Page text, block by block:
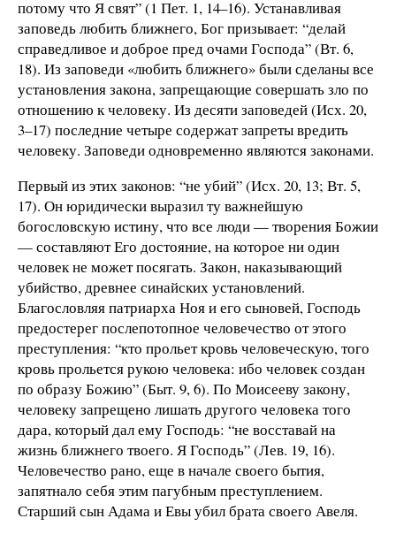
потому что Я свят” (1 Пет. 1, 14–16). Устанавливая
заповедь любить ближнего, Бог призывает: “делай
справедливое и доброе пред очами Господа” (Вт. 6,
18). Из заповеди «любить ближнего» были сделаны все
установления закона, запрещающие совершать зло по
отношению к человеку. Из десяти заповедей (Исх. 20,
3–17) последние четыре содержат запреты вредить
человеку. Заповеди одновременно являются законами.
Первый из этих законов: “не убий” (Исх. 20, 13; Вт. 5,
17). Он юридически выразил ту важнейшую
богословскую истину, что все люди — творения Божии
— составляют Его достояние, на которое ни один
человек не может посягать. Закон, наказывающий
убийство, древнее синайских установлений.
Благословляя патриарха Ноя и его сыновей, Господь
предостерег послепотопное человечество от этого
преступления: “кто прольет кровь человеческую, того
кровь прольется рукою человека: ибо человек создан
по образу Божию” (Быт. 9, 6). По Моисееву закону,
человеку запрещено лишать другого человека того
дара, который дал ему Господь: “не восставай на
жизнь ближнего твоего. Я Господь” (Лев. 19, 16).
Человечество рано, еще в начале своего бытия,
запятнало себя этим пагубным преступлением.
Старший сын Адама и Евы убил брата своего Авеля.